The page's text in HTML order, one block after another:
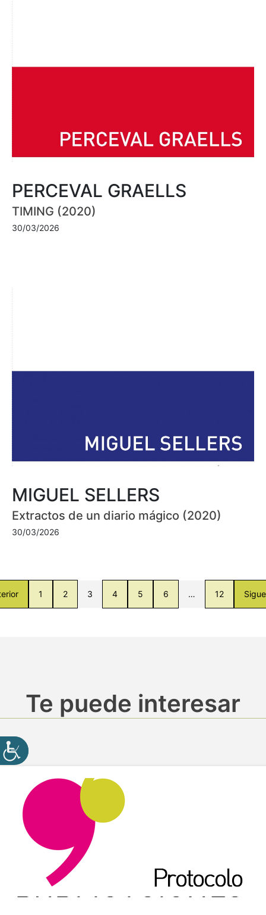
PERCEVAL GRAELLS
TIMING (2020)
30/03/2026
MIGUEL SELLERS
Extractos de un diario mágico (2020)
30/03/2026
1 2 3 4 5 6 … 12
Te puede interesar